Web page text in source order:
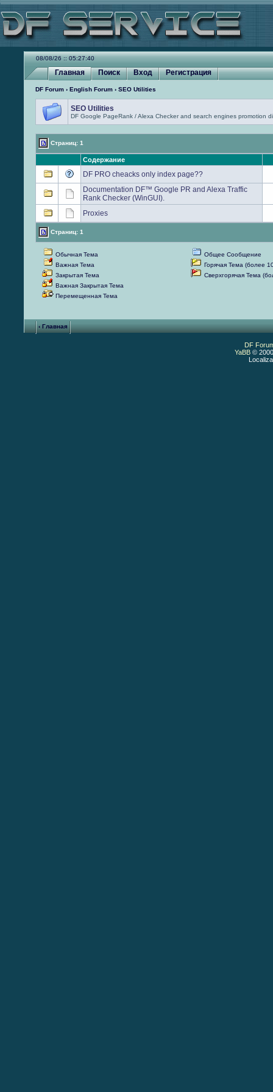
08/08/26 :: 05:27:40
Главная Поиск Вход Регистрация
DF Forum ›English Forum › SEO Utilities
SEO Utilities
DF Google PageRank / Alexa Checker and search engines promotion
Страниц: 1
Содержание
DF PRO cheacks only index page??
Documentation DF™ Google PR and Alexa Traffic
Rank Checker (WinGUI).
Proxies
Страниц: 1
Обычная Тема
Важная Тема
Закрытая Тема
Важная Закрытая Тема
Перемещенная Тема
Общее Сообщение
Горячая Тема (более
Сверхгорячая Тема
‹ Главная
DF
YaBB©